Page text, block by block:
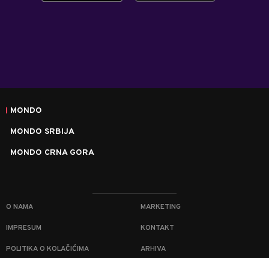
MONDO
MONDO SRBIJA
MONDO CRNA GORA
O NAMA MARKETING
IMPRESUM KONTAKT
POLITIKA O KOLAČIĆIMA ARHIVA